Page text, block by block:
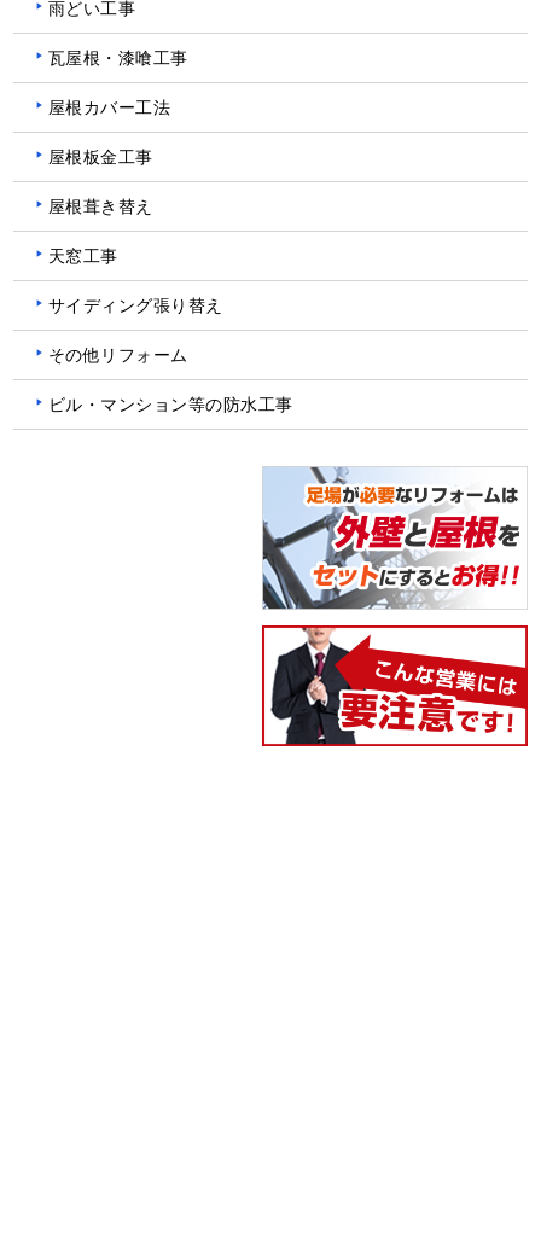
雨どい工事
瓦屋根・漆喰工事
屋根カバー工法
屋根板金工事
屋根葺き替え
天窓工事
サイディング張り替え
その他リフォーム
ビル・マンション等の防水工事